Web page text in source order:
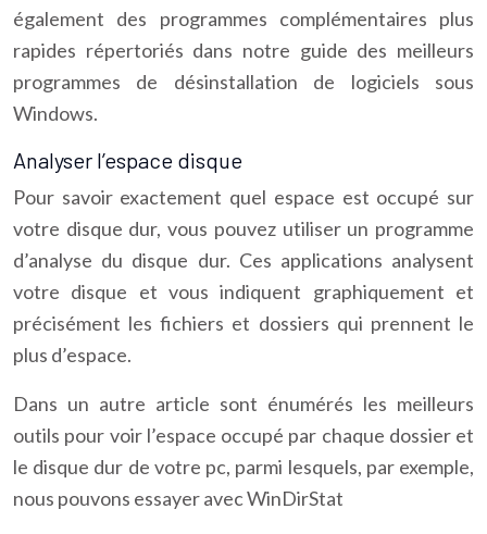
également des programmes complémentaires plus
rapides répertoriés dans notre guide des meilleurs
programmes de désinstallation de logiciels sous
Windows.
Analyser l’espace disque
Pour savoir exactement quel espace est occupé sur
votre disque dur, vous pouvez utiliser un programme
d’analyse du disque dur. Ces applications analysent
votre disque et vous indiquent graphiquement et
précisément les fichiers et dossiers qui prennent le
plus d’espace.
Dans un autre article sont énumérés les meilleurs
outils pour voir l’espace occupé par chaque dossier et
le disque dur de votre pc, parmi lesquels, par exemple,
nous pouvons essayer avec WinDirStat